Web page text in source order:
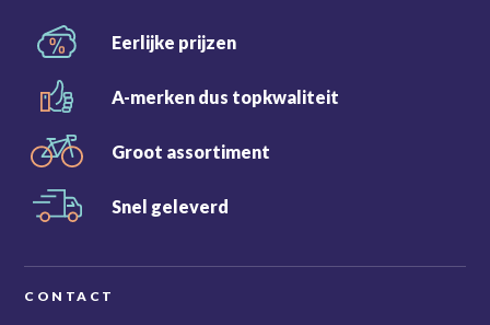
Eerlijke prijzen
A-merken dus topkwaliteit
Groot assortiment
Snel geleverd
CONTACT